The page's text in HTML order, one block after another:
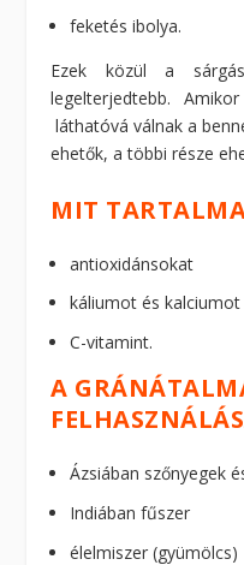
feketés ibolya.
Ezek közül a
legelterjedtebb.
láthatóvá válnak a
ehetők, a többi része
MIT
antioxidánsokat
káliumot és kalciumot
C-vitamint.
A
Ázsiában szőnyegek
Indiában fűszer
élelmiszer (gyümölcs)